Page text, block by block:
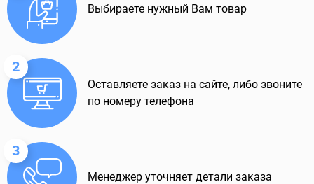
Выбираете нужный Вам товар
2
Оставляете заказ на сайте, либо звоните
по номеру телефона
3
Менеджер уточняет детали заказа